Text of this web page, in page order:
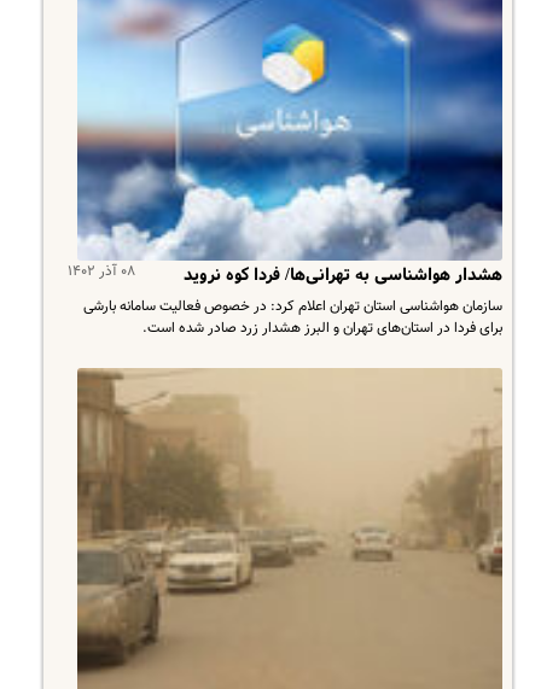
۰۸ آذر ۱۴۰۲ هشدار هواشناسی به تهرانی‌ها/ فردا کوه نروید
سازمان هواشناسی استان تهران اعلام کرد: در خصوص فعالیت سامانه بارشی
برای فردا در استان‌های تهران و البرز هشدار زرد صادر شده است.